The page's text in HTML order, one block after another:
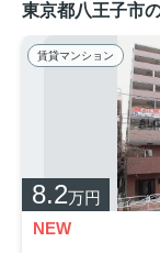
東京都八王子市
賃貸マンション
8.2万円
NEW